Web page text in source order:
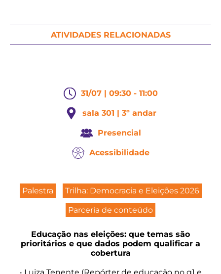
ATIVIDADES RELACIONADAS
31/07 | 09:30 - 11:00
sala 301 | 3º andar
Presencial
Acessibilidade
Palestra Trilha: Democracia e Eleições 2026
Parceria de conteúdo
Educação nas eleições: que temas são
prioritários e que dados podem qualificar a
cobertura